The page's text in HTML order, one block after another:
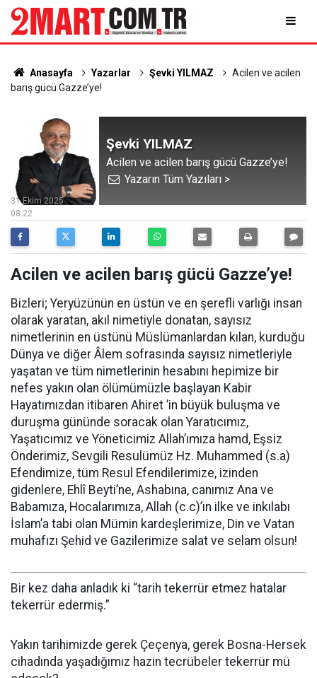
Anasayfa Yazarlar Şevki YILMAZ
Acilen ve acilen
barış gücü Gazze’ye!
Şevki YILMAZ
Acilen ve acilen barış gücü Gazze’ye!
Yazarın Tüm Yazıları >
08:22
31 Ekim 2025
Acilen ve acilen barış gücü Gazze’ye!
Bizleri; Yeryüzünün en üstün ve en şerefli varlığı insan
olarak yaratan, akıl nimetiyle donatan, sayısız
nimetlerinin en üstünü Müslümanlardan kılan, kurduğu
Dünya ve diğer Âlem sofrasında sayısız nimetleriyle
yaşatan ve tüm nimetlerinin hesabını hepimize bir
nefes yakın olan ölümümüzle başlayan Kabir
Hayatımızdan itibaren Ahiret ’in büyük buluşma ve
duruşma gününde soracak olan Yaratıcımız,
Yaşatıcımız ve Yöneticimiz Allah’ımıza hamd, Eşsiz
Önderimiz, Sevgili Resulümüz Hz. Muhammed (s.a)
Efendimize, tüm Resul Efendilerimize, izinden
gidenlere, Ehlî Beyti’ne, Ashabına, canımız Ana ve
Babamıza, Hocalarımıza, Allah (c.c)’ın ilke ve inkılabı
İslam’a tabi olan Mümin kardeşlerimize, Din ve Vatan
muhafızı Şehid ve Gazilerimize salat ve selam olsun!
Bir kez daha anladık ki “tarih tekerrür etmez hatalar
tekerrür edermiş.”
Yakın tarihimizde gerek Çeçenya, gerek Bosna-Hersek
cihadında yaşadığımız hazin tecrübeler tekerrür mü